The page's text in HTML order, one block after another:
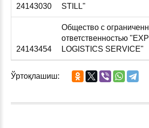
24143030
STILL"
24143454
Общество с
ответственностью
LOGISTICS SERVICE"
Ўртоқлашиш: